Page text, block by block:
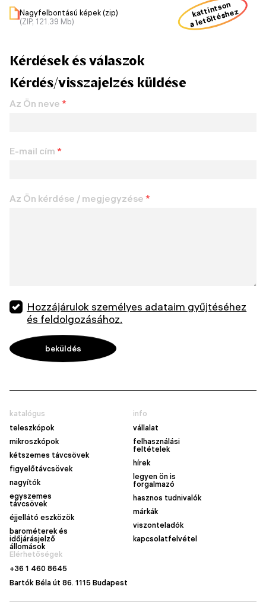
Nagyfelbontású képek (zip)
(ZIP, 121.39 Mb)
kattintson
a letöltéshez
Kérdések és válaszok
Kérdés/visszajelzés küldése
Az Ön neve *
E-mail cím *
Az Ön kérdése / megjegyzése *
Hozzájárulok személyes adataim gyűjtéséhez
és feldolgozásához.
katalógus
teleszkópok
mikroszkópok
kétszemes távcsövek
figyelőtávcsövek
nagyítók
egyszemes
távcsövek
éjjellátó eszközök
barométerek és
időjárásjelző
állomások
info
vállalat
felhasználási
feltételek
hírek
legyen ön is
forgalmazó
hasznos tudnivalók
márkák
viszonteladók
kapcsolatfelvétel
Elérhetőségek
+36 1 460 8645
Bartók Béla út 86. 1115 Budapest